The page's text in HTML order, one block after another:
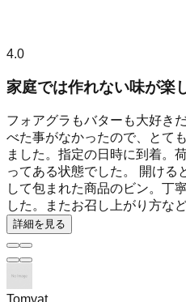
4.0
家庭では作れない味が楽
フォアグラもバターも大好き
べた事がなかったので、とて
ました。指定の日時に到着。
ってある状態でした。 開ける
して包まれた商品のビン。丁
した。またお召し上がり方な
詳細を見る